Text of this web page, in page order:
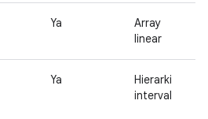
Ya
Array
linear
Ya
Hierarki
interval